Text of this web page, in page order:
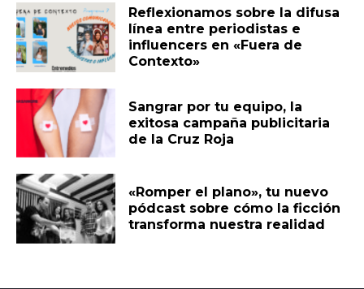
Reflexionamos sobre la difusa
línea entre periodistas e
influencers en «Fuera de
Contexto»
Sangrar por tu equipo, la
exitosa campaña publicitaria
de la Cruz Roja
«Romper el plano», tu nuevo
pódcast sobre cómo la ficción
transforma nuestra realidad